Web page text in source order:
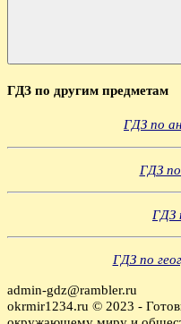
Поиск
ГДЗ по другим предметам
ГДЗ по
ГДЗ
ГДЗ
ГДЗ по
admin-gdz@rambler.ru
okrmir1234.ru © 2023 -